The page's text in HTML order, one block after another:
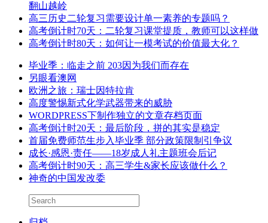
翻山越岭
高三历史二轮复习需要设计单一素养的专题吗？
高考倒计时70天：二轮复习课堂提质，教师可以这样做
高考倒计时80天：如何让一模考试的价值最大化？
毕业季：临走之前 203因为我们而存在
另眼看澳网
欧洲之旅：瑞士因特拉肯
高度警惕新式化学武器带来的威胁
WORDPRESS下制作独立的文章存档页面
高考倒计时20天：最后阶段，拼的其实是稳定
首届免费师范生步入毕业季 部分政策限制引争议
成长·感恩·责任——18岁成人礼主题班会后记
高考倒计时90天：高三学生&家长应该做什么？
神奇的中国发改委